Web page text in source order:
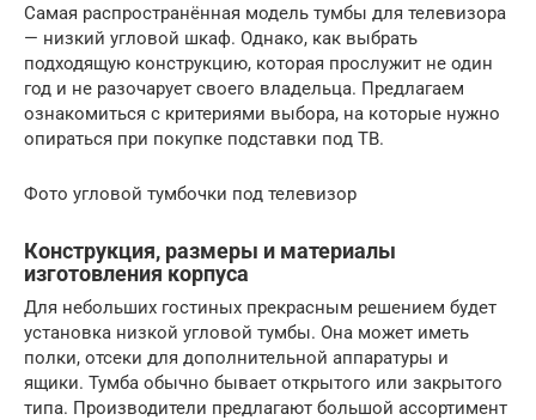
Самая распространённая модель тумбы для телевизора
— низкий угловой шкаф. Однако, как выбрать
подходящую конструкцию, которая прослужит не один
год и не разочарует своего владельца. Предлагаем
ознакомиться с критериями выбора, на которые нужно
опираться при покупке подставки под ТВ.
Фото угловой тумбочки под телевизор
Конструкция, размеры и материалы
изготовления корпуса
Для небольших гостиных прекрасным решением будет
установка низкой угловой тумбы. Она может иметь
полки, отсеки для дополнительной аппаратуры и
ящики. Тумба обычно бывает открытого или закрытого
типа. Производители предлагают большой ассортимент